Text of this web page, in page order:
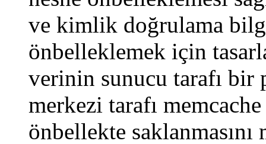
ve kimlik doğrulama
önbelleklemek için
verinin sunucu tarafı bir
merkezi tarafı
önbellekte saklanmasını